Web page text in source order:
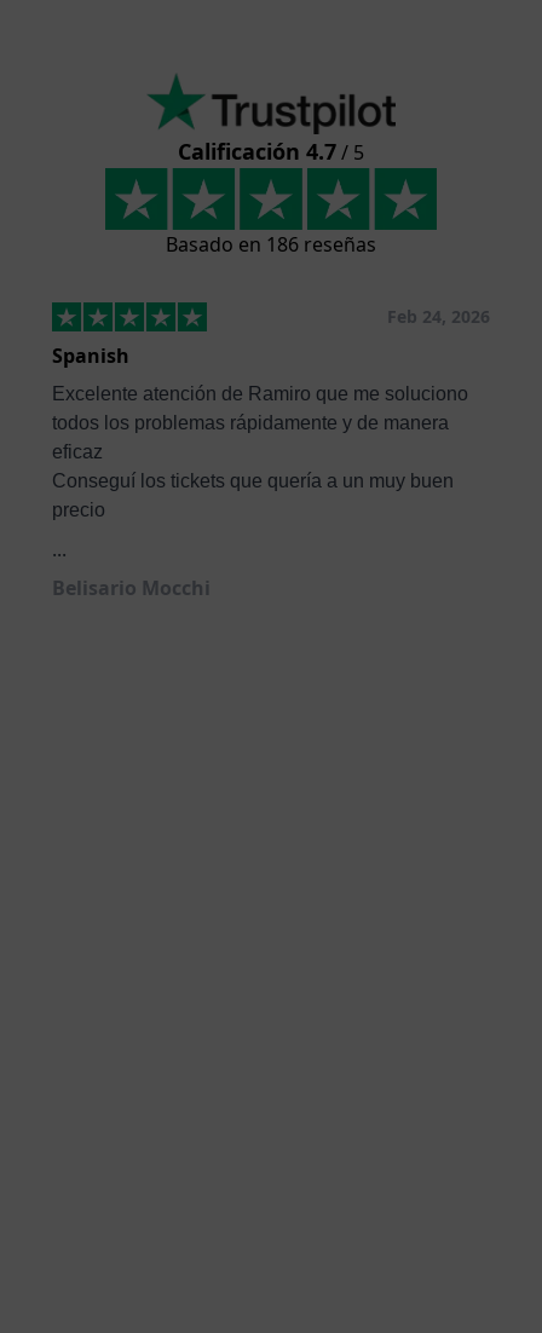
Calificación 4.7/ 5
Basado en 186 reseñas
Feb 24, 2026
Spanish
Excelente atención de Ramiro que me soluciono
todos los problemas rápidamente y de manera
eficaz
Conseguí los tickets que quería a un muy buen
precio
...
Belisario Mocchi